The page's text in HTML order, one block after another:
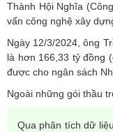
Thành Hội Nghĩa
vấn công nghệ xây
Ngày 12/3/2024, ông
là hơn 166,33 tỷ đồng
được cho ngân sách
Ngoài những gói thầu
Qua phân tích dữ